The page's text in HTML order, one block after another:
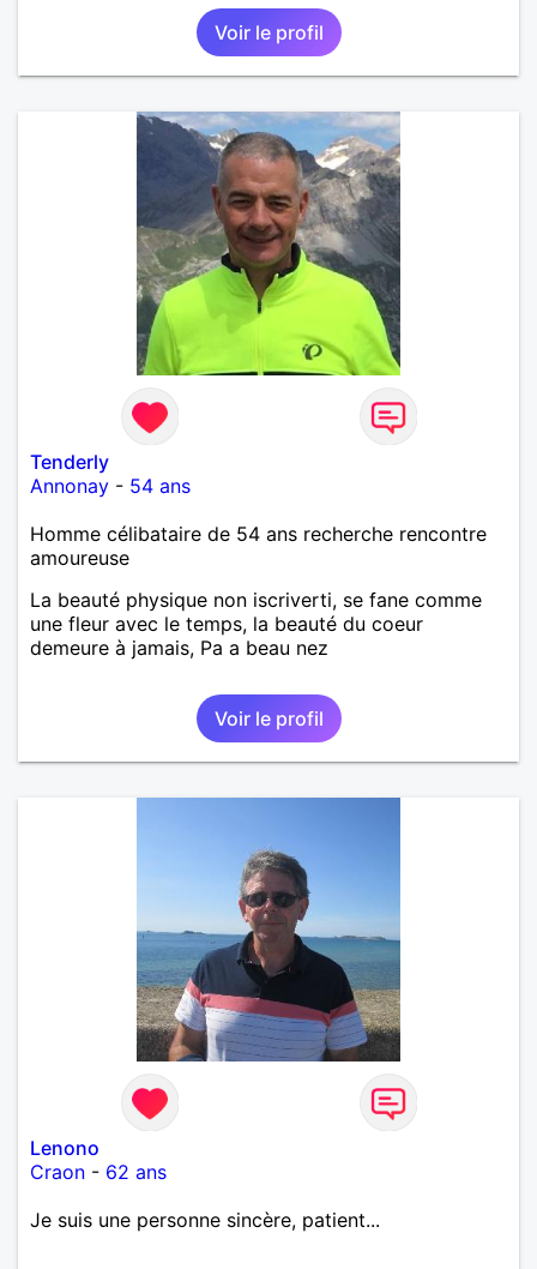
Voir le profil
Tenderly
Annonay - 54 ans
Homme célibataire de 54 ans recherche rencontre
amoureuse
La beauté physique non iscriverti, se fane comme
une fleur avec le temps, la beauté du coeur
demeure à jamais, Pa a beau nez
Voir le profil
Lenono
Craon - 62 ans
Je suis une personne sincère, patient...